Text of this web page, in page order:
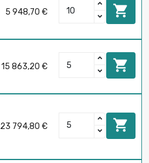
5 948,70 € 
15 863,20 € 
23 794,80 € 